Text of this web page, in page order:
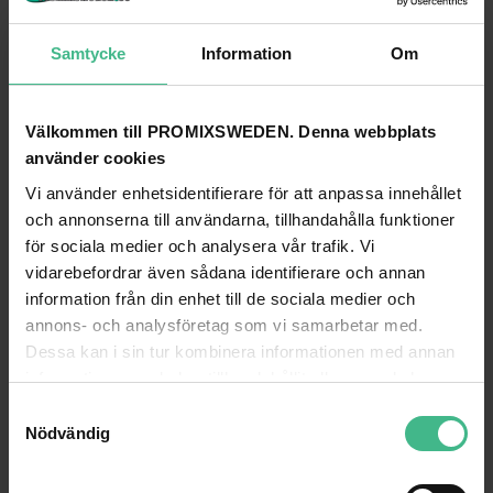
Samtycke Information Om
Välkommen till PROMIXSWEDEN. Denna webbplats
använder cookies
Vi använder enhetsidentifierare för att anpassa innehållet
och annonserna till användarna, tillhandahålla funktioner
för sociala medier och analysera vår trafik. Vi
vidarebefordrar även sådana identifierare och annan
information från din enhet till de sociala medier och
annons- och analysföretag som vi samarbetar med.
Dessa kan i sin tur kombinera informationen med annan
information som du har tillhandahållit eller som de har
Nödvändig
ROADINGER UNIVERSAL CASE PRO 120X30X30CM
Roadinger Universal case Profi 120x30x30cm
5 690 kr
GÅ TILL PRODUKT
ROADINGER UNIVERSAL CASE PRO
7 070 kr
GÅ TILL PRODUKT
ANDRA KUNDER KÖPTE OCKSÅ